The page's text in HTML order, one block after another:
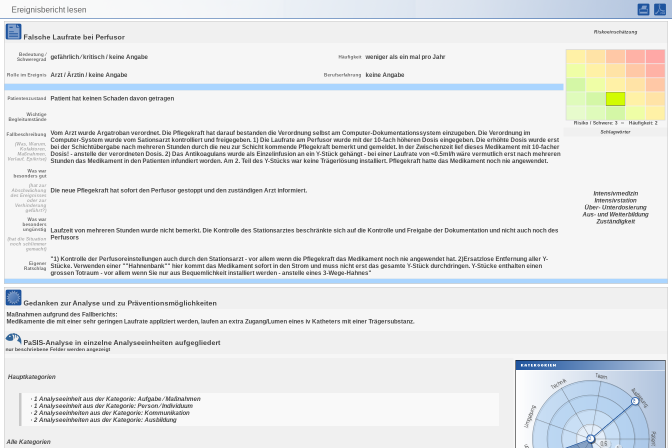
Ereignisbericht lesen
Falsche Laufrate bei Perfusor
Riskoeinschätzung
Bedeutung ⁄
Schweregrad
gefährlich ⁄ kritisch / keine Angabe Häufigkeit weniger als ein mal pro Jahr
Risiko / Schwere: 3 ∼ Häufigkeit: 2
Rolle im Ereignis Arzt / Ärztin / keine Angabe Berufserfahrung keine Angabe
Patientenzustand Patient hat keinen Schaden davon getragen
Wichtige
Begleitumstände
Fallbeschreibung
(Was, Warum,
Kofaktoren,
Maßnahmen,
Verlauf, Epikrise)
Vom Arzt wurde Argatroban verordnet. Die Pflegekraft hat darauf bestanden die Verordnung selbst am Computer-Dokumentationssystem einzugeben. Die Verordnung im
Computer-System wurde vom Sationsarzt kontrolliert und freigegeben. 1) Die Laufrate am Perfusor wurde mit der 10-fach höheren Dosis eingegeben. Die erhöhte Dosis wurde erst
bei der Schichtübergabe nach mehreren Stunden durch die neu zur Schicht kommende Pflegekraft bemerkt und gemeldet. In der Zwischenzeit lief dieses Medikament mit 10-facher
Dosis! - anstelle der verordneten Dosis. 2) Das Antikoagulans wurde als Einzelinfusion an ein Y-Stück gehängt - bei einer Laufrate von <0.5ml/h wäre vermutlich erst nach mehreren
Stunden das Medikament in den Patienten infundiert worden. Am 2. Teil des Y-Stücks war keine Trägerlösung installiert. Pflegekraft hatte das Medikament noch nie angewendet.
Schlagwörter
Intensivmedizin
Intensivstation
Über- Unterdosierung
Aus- und Weiterbildung
Zuständigkeit
Was war
besonders gut
(hat zur
Abschwächung
des Ereignisses
oder zur
Verhinderung
geführt?)
Die neue Pflegekraft hat sofort den Perfusor gestoppt und den zuständigen Arzt informiert.
Was war
besonders
ungünstig
(hat die Situation
noch schlimmer
gemacht)
Laufzeit von mehreren Stunden wurde nicht bemerkt. Die Kontrolle des Stationsarztes beschränkte sich auf die Kontrolle und Freigabe der Dokumentation und nicht auch noch des
Perfusors
Eigener
Ratschlag
"1) Kontrolle der Perfusoreinstellungen auch durch den Stationsarzt - vor allem wenn die Pflegekraft das Medikament noch nie angewendet hat. 2)Ersatzlose Entfernung aller Y-
Stücke. Verwenden einer ""Hahnenbank"" hier kommt das Medikament sofort in den Strom und muss nicht erst das gesamte Y-Stück durchdringen. Y-Stücke enthalten einen
grossen Totraum - vor allem wenn Sie nur aus Bequemlichkeit installiert werden - anstelle eines 3-Wege-Hahnes"
Gedanken zur Analyse und zu Präventionsmöglichkeiten
Maßnahmen aufgrund des Fallberichts:
Medikamente die mit einer sehr geringen Laufrate appliziert werden, laufen an extra Zugang/Lumen eines iv Katheters mit einer Trägersubstanz.
PaSIS-Analyse in einzelne Analyseeinheiten aufgegliedert
nur beschriebene Felder werden angezeigt
Hauptkategorien
· 1 Analyseeinheit aus der Kategorie: Aufgabe ⁄ Maßnahmen
· 1 Analyseeinheit aus der Kategorie: Person ⁄ Individuum
· 2 Analyseeinheiten aus der Kategorie: Kommunikation
· 2 Analyseeinheiten aus der Kategorie: Ausbildung
Alle Kategorien